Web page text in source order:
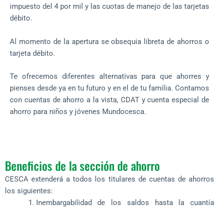
impuesto del 4 por mil y las cuotas de manejo de las tarjetas
débito.
Al momento de la apertura se obsequia libreta de ahorros o
tarjeta débito.
Te ofrecemos diferentes alternativas para que ahorres y
pienses desde ya en tu futuro y en el de tu familia. Contamos
con cuentas de ahorro a la vista, CDAT y cuenta especial de
ahorro para niños y jóvenes Mundocesca.
Beneficios de la sección de ahorro
CESCA extenderá a todos los titulares de cuentas de ahorros
los siguientes:
Inembargabilidad de los saldos hasta la cuantía